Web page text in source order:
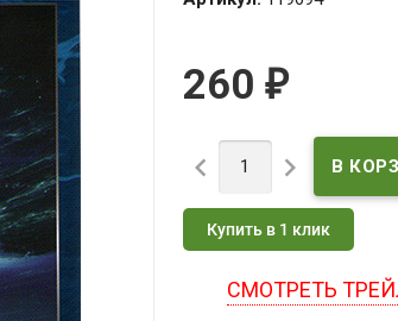
260 ₽
 
Купить в 1 клик
СМОТРЕТЬ